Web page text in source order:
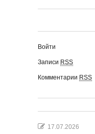
Войти
Записи RSS
Комментарии RSS
17.07.2026